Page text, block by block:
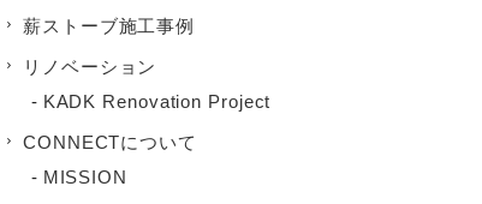
薪ストーブ施工事例
リノベーション
KADK Renovation Project
CONNECTについて
MISSION